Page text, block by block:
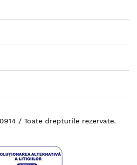
/ Toate drepturile rezervate.